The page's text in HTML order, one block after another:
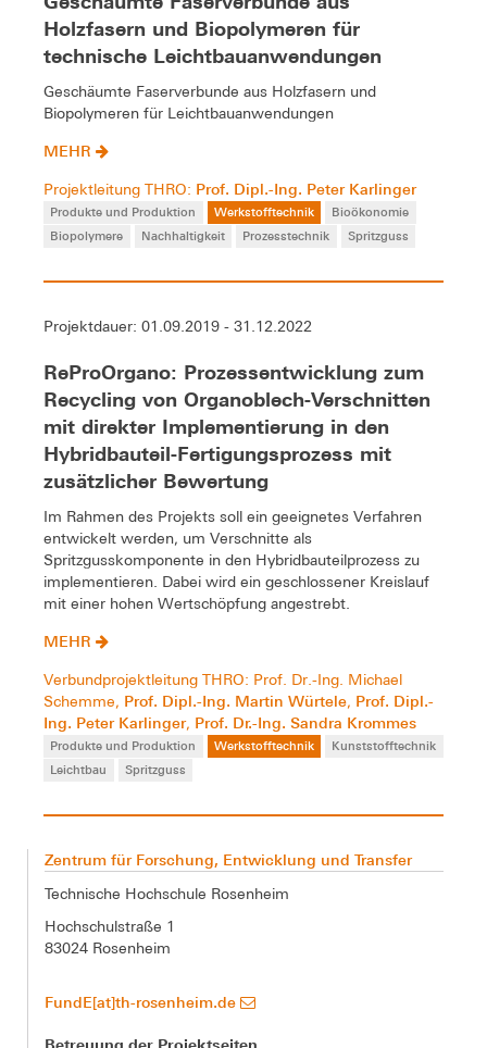
Holzfasern und Biopolymeren für
technische Leichtbauanwendungen
Geschäumte Faserverbunde aus Holzfasern und
Biopolymeren für Leichtbauanwendungen
MEHR
Projektleitung THRO: Prof. Dipl.-Ing. Peter Karlinger
Produkte und Produktion Werkstofftechnik
Bioökonomie
Biopolymere
Nachhaltigkeit Prozesstechnik Spritzguss
Projektdauer: 01.09.2019 - 31.12.2022
ReProOrgano: Prozessentwicklung zum
Recycling von Organoblech-Verschnitten
mit direkter Implementierung in den
Hybridbauteil-Fertigungsprozess mit
zusätzlicher Bewertung
Im Rahmen des Projekts soll ein geeignetes Verfahren
entwickelt werden, um Verschnitte als
Spritzgusskomponente in den Hybridbauteilprozess zu
implementieren. Dabei wird ein geschlossener Kreislauf
mit einer hohen Wertschöpfung angestrebt.
MEHR
Verbundprojektleitung THRO: Prof. Dr.-Ing. Michael
Schemme, Prof. Dipl.-Ing. Martin Würtele, Prof. Dipl.-
Ing. Peter Karlinger, Prof. Dr.-Ing. Sandra Krommes
Produkte und Produktion Werkstofftechnik
Kunststofftechnik
Leichtbau
Spritzguss
Zentrum für Forschung, Entwicklung und Transfer
Technische Hochschule Rosenheim
Hochschulstraße 1
83024 Rosenheim
FundE[at]th-rosenheim.de